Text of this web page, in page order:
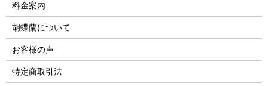
料金案内
胡蝶蘭について
お客様の声
特定商取引法